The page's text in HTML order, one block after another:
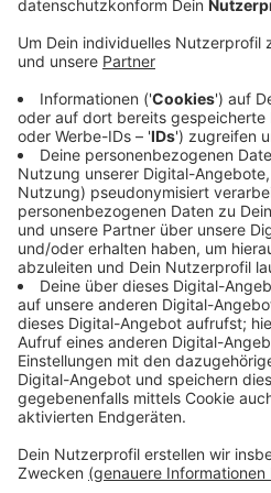
rund 810.000 Euro zur
sollen zwei moderne E-
Flugsimulatoren angeschafft
Flights Training"
Unter anderem wollen die
erforschen, wie die
Flugzeugen umgesetzt
Emissionen eingespart
Instandhaltung elektrisch
Flugzeuge in bestehende
integriert werden kann. Das
starten.
Veröffentlicht:Dienstag,